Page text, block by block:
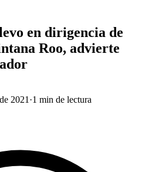
en dirigencia de
Roo, advierte
2021 ·1 min de lectura